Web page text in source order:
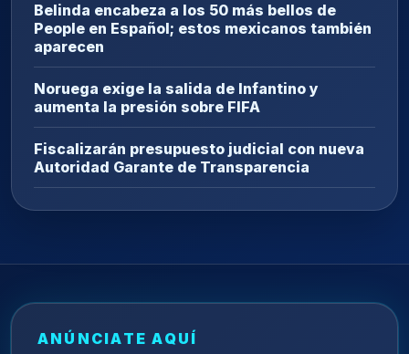
Belinda encabeza a los 50 más bellos de
People en Español; estos mexicanos también
aparecen
Noruega exige la salida de Infantino y
aumenta la presión sobre FIFA
Fiscalizarán presupuesto judicial con nueva
Autoridad Garante de Transparencia
ANÚNCIATE AQUÍ